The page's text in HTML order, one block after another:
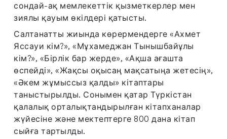
сондай-ақ мемлекеттік қызметкерлер мен
зиялы қауым өкілдері қатысты.
Салтанатты жиында көрермендерге «Ахмет
Яссауи кім?», «Мұхамеджан Тынышбайұлы
кім?», «Бірлік бар жерде», «Ақша ағашта
өспейді», «Жақсы оқысаң мақсатыңа жетесің»,
«Әкем жұмыссыз қалды» кітаптары
таныстырылды. Сонымен қатар Түркістан
қалалық орталықтандырылған кітапханалар
жүйесіне және мектептерге 800 дана кітап
сыйға тартылды.